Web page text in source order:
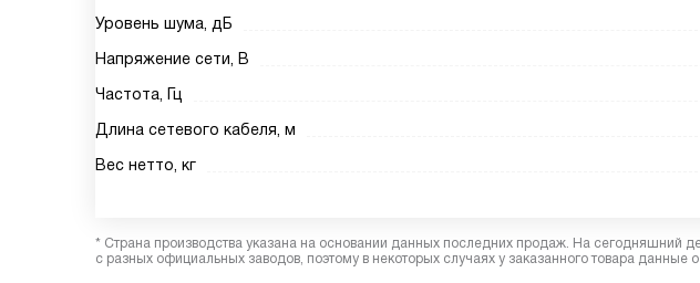
Уровень шума, дБ
Напряжение сети, В
Частота, Гц
Длина сетевого кабеля, м
Вес нетто, кг
* Страна производства указана на основании данных последних продаж. На сегодняшний
с разных официальных заводов, поэтому в некоторых случаях у заказанного товара данные о